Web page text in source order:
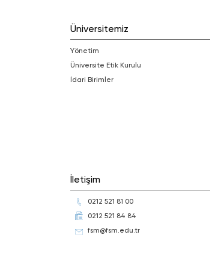
Üniversitemiz
Yönetim
Üniversite Etik Kurulu
İdari Birimler
İletişim
0212 521 81 00
0212 521 84 84
fsm@fsm.edu.tr